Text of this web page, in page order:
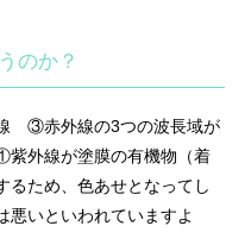
のか？
③赤外線の3つの波長域が
紫外線が塗膜の有機物（着
るため、色あせとなってし
いといわれていますよ